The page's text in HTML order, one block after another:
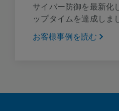
サイバー防御を最新化
ップタイムを達成しま
お客様事例を読む